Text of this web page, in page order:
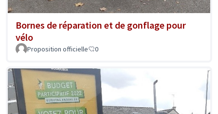
Bornes de réparation et de gonflage pour
vélo
Proposition officielle 0